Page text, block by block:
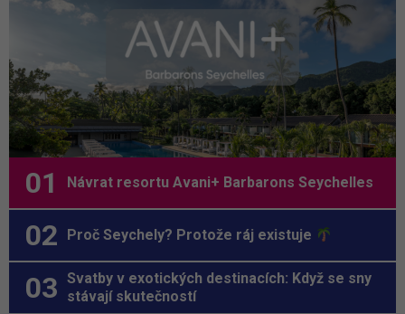
Návrat resortu Avani+ Barbarons Seychelles
Proč Seychely? Protože ráj existuje
Svatby v exotických destinacích: Když se sny
stávají skutečností